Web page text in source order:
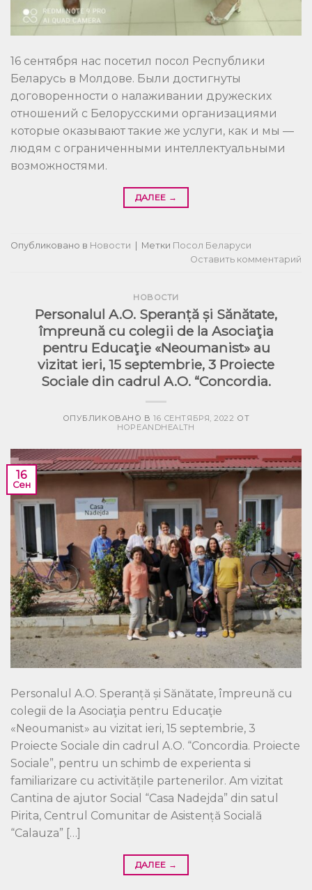
16 сентября нас посетил посол Республики
Беларусь в Молдове. Были достигнуты
договоренности о налаживании дружеских
отношений с Белорусскими организациями
которые оказывают такие же услуги, как и мы —
людям с ограниченными интеллектуальными
возможностями.
ДАЛЕЕ →
Опубликовано в Новости | Метки Посол Беларуси
Оставить комментарий
НОВОСТИ
Personalul A.O. Speranță și Sănătate,
împreună cu colegii de la Asociaţia
pentru Educaţie «Neoumanist» au
vizitat ieri, 15 septembrie, 3 Proiecte
Sociale din cadrul A.O. “Concordia.
ОПУБЛИКОВАНО В16 СЕНТЯБРЯ, 2022 ОТ
HOPEANDHEALTH
16
Сен
Personalul A.O. Speranță și Sănătate, împreună cu
colegii de la Asociaţia pentru Educaţie
«Neoumanist» au vizitat ieri, 15 septembrie, 3
Proiecte Sociale din cadrul A.O. “Concordia. Proiecte
Sociale”, pentru un schimb de experienta si
familiarizare cu activitățile partenerilor. Am vizitat
Cantina de ajutor Social “Casa Nadejda” din satul
Pirita, Centrul Comunitar de Asistență Socială
“Calauza” […]
ДАЛЕЕ →